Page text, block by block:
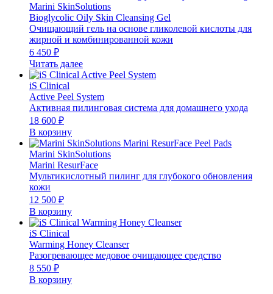
Marini SkinSolutions
Bioglycolic Oily Skin Cleansing Gel
Очищающий гель на основе гликолевой кислоты для
жирной и комбинированной кожи
6 450 ₽
Читать далее
iS Clinical
Active Peel System
Активная пилинговая система для домашнего ухода
18 600 ₽
В корзину
Marini SkinSolutions
Marini ResurFace
Мультикислотный пилинг для глубокого обновления
кожи
12 500 ₽
В корзину
iS Clinical
Warming Honey Cleanser
Разогревающее медовое очищающее средство
8 550 ₽
В корзину